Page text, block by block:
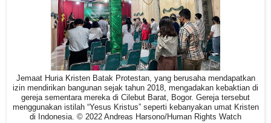
Jemaat Huria Kristen Batak Protestan, yang berusaha mendapatkan
izin mendirikan bangunan sejak tahun 2018, mengadakan kebaktian di
gereja sementara mereka di Cilebut Barat, Bogor. Gereja tersebut
menggunakan istilah “Yesus Kristus” seperti kebanyakan umat Kristen
di Indonesia. © 2022 Andreas Harsono/Human Rights Watch